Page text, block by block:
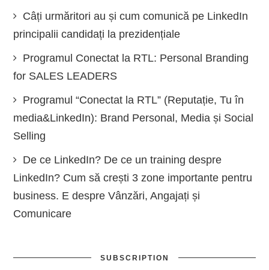
Câți urmăritori au și cum comunică pe LinkedIn
principalii candidați la prezidențiale
Programul Conectat la RTL: Personal Branding
for SALES LEADERS
Programul “Conectat la RTL” (Reputație, Tu în
media&LinkedIn): Brand Personal, Media și Social
Selling
De ce LinkedIn? De ce un training despre
LinkedIn? Cum să crești 3 zone importante pentru
business. E despre Vânzări, Angajați și
Comunicare
SUBSCRIPTION